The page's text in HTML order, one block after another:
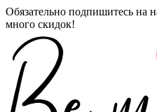
Обязательно подпишитесь на
много скидок!